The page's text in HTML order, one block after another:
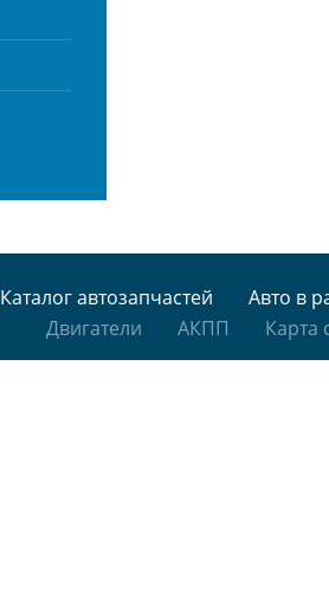
Каталог автозапчастей
Авто в
Двигатели
АКПП Карта